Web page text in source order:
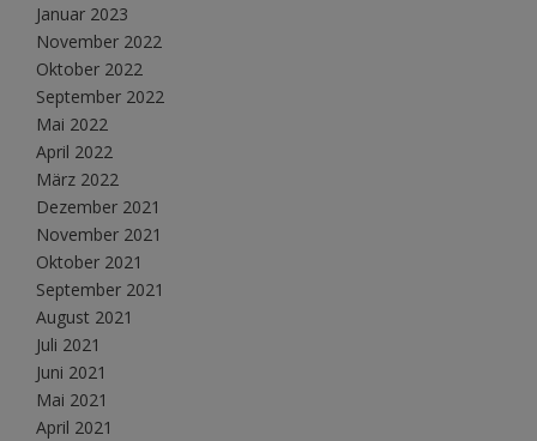
Januar 2023
November 2022
Oktober 2022
September 2022
Mai 2022
April 2022
März 2022
Dezember 2021
November 2021
Oktober 2021
September 2021
August 2021
Juli 2021
Juni 2021
Mai 2021
April 2021